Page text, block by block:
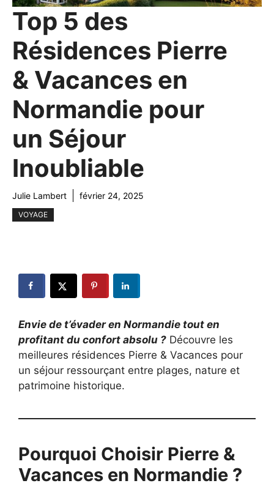
Top 5 des
Résidences Pierre
& Vacances en
Normandie pour
un Séjour
Inoubliable
Julie Lambert février 24, 2025
VOYAGE
Envie de t’évader en Normandie tout en
profitant du confort absolu ? Découvre les
meilleures résidences Pierre & Vacances pour
un séjour ressourçant entre plages, nature et
patrimoine historique.
Pourquoi Choisir Pierre &
Vacances en Normandie ?